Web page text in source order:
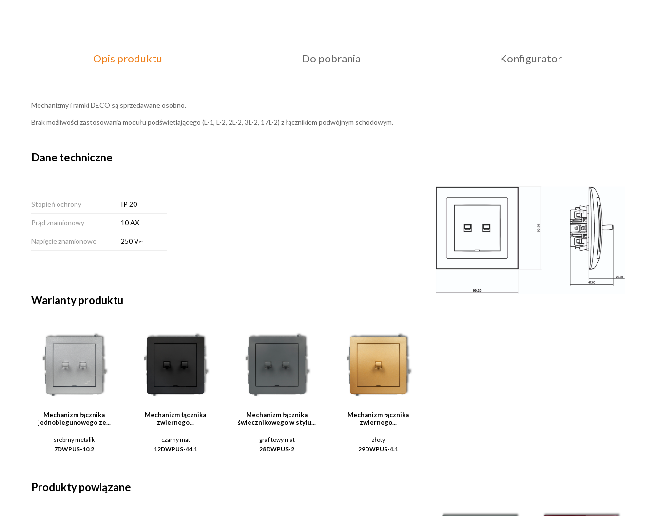
Opis produktu Do pobrania Konfigurator
Mechanizmy i ramki DECO są sprzedawane osobno.
Brak możliwości zastosowania modułu podświetlającego (L-1, L-2, 2L-2, 3L-2, 17L-2) z łącznikiem podwójnym schodowym.
Dane techniczne
Stopień ochrony IP 20
Prąd znamionowy 10 AX
Napięcie znamionowe 250 V~
Warianty produktu
Mechanizm łącznika
jednobiegunowego ze...
srebrny metalik
7DWPUS-10.2
Mechanizm łącznika
zwiernego...
czarny mat
12DWPUS-44.1
Mechanizm łącznika
świecznikowego w stylu...
grafitowy mat
28DWPUS-2
Mechanizm łącznika
zwiernego...
złoty
29DWPUS-4.1
Produkty powiązane